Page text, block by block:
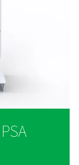
oxígeno en
con el
ambiente.